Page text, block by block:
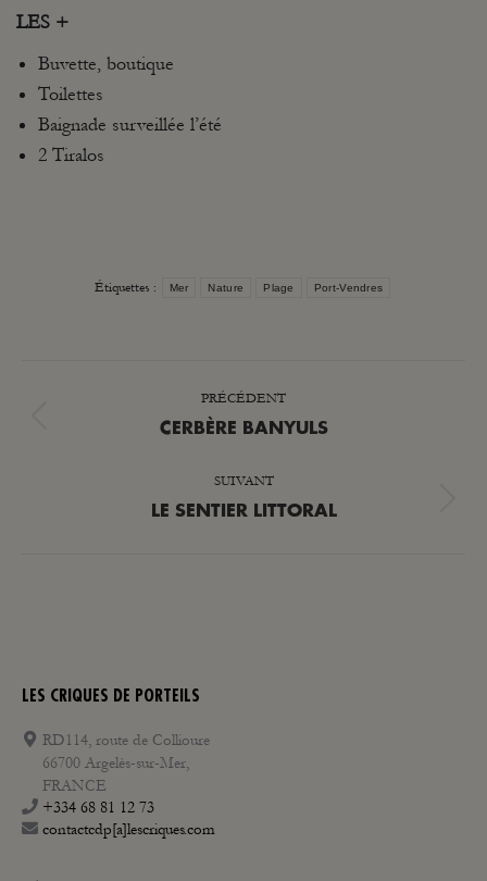
LES +
Buvette, boutique
Toilettes
Baignade surveillée l’été
2 Tiralos
Étiquettes : Mer Nature Plage Port-Vendres
PRÉCÉDENT
Article
:
CERBÈRE BANYULS
SUIVANT
Article
LE SENTIER LITTORAL
LES CRIQUES DE PORTEILS
RD114, route de Collioure
66700 Argelès-sur-Mer,
FRANCE
+334 68 81 12 73
contactcdp[a]lescriques.com